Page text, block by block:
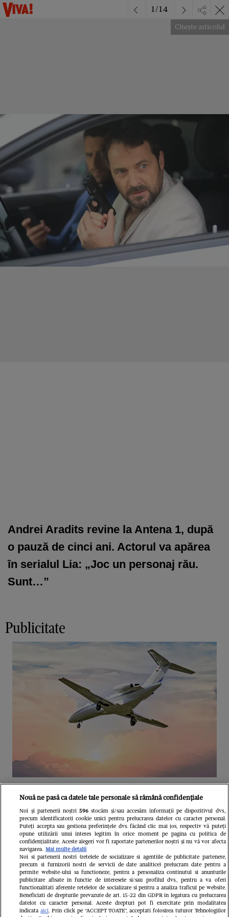
Andrei Aradits revine la Antena 1, după
o pauză de cinci ani. Actorul va apărea
în serialul Lia: „Joc un personaj rău.
Sunt…”
Citește articolul
1/14
Publicitate
Unul dintre cele mai folosite
aeroporturi din Europa își închide
complet porțile timp de trei luni.
Milioane de pasageri, afectați
Nouă ne pasă ca datele tale personale să rămână confidențiale
Noi și partenerii noștri 596stocăm și/sau accesăm informații pe dispozitivul dvs.,
precum identificatorii cookie unici pentru prelucrarea datelor cu caracter personal.
Puteți accepta sau gestiona preferințele dvs. făcând clic mai jos, respectiv vă puteți
opune utilizării unui interes legitim în orice moment pe pagina cu politica de
confidențialitate. Aceste alegeri vor fi raportate partenerilor noștri și nu vă vor afecta
navigarea. Mai multe detalii
Noi si partenerii nostri (retelele de socializare si agentiile de publicitate partenere,
precum si furnizorii nostri de servicii de date analitice) prelucram date pentru a
permite website-ului sa functioneze, pentru a personaliza continutul si anunturile
publicitare afisate in functie de interesele si/sau profilul dvs., pentru a va oferi
functionalitati aferente retelelor de socializare si pentru a analiza traficul pe website.
Beneficiati de drepturile prevazute de art. 15-22 din GDPR in legatura cu prelucrarea
datelor cu caracter personal. Aceste drepturi pot fi exercitate prin modalitatea
indicataaici. Prin click pe “ACCEPT TOATE”, acceptati folosirea tuturor Tehnologiilor